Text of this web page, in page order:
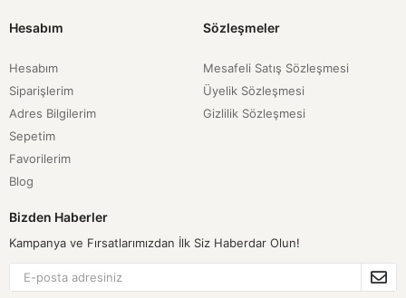
Hesabım
Hesabım
Siparişlerim
Adres Bilgilerim
Sepetim
Favorilerim
Blog
Sözleşmeler
Mesafeli Satış Sözleşmesi
Üyelik Sözleşmesi
Gizlilik Sözleşmesi
Bizden Haberler
Kampanya ve Fırsatlarımızdan İlk Siz Haberdar Olun!